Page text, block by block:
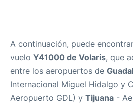
A continuación, puede
vuelo Y41000 de Volaris, que
entre los aeropuertos de
Internacional Miguel Hidalgo y
Aeropuerto GDL) y Tijuana -